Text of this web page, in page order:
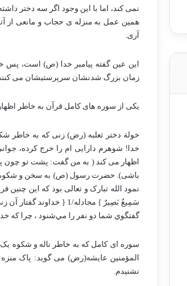
نمی کند، اما با این وجود اگر سه دختر
همین عمل به منزله ی حجاب و مانعی از
آری.
این عین گفته پیامبر خدا (ص) است، پس
زمان بزرگ شدنشان سرپرستیشان می
یکی از سوره های کامل قرآن به خاطر
خولة دختر ثعلبه (رض) زنی که به خاطر
خدا! شوهرم دارایی ام را خرج کرده،
اظهار می کند ( به من گفت: پشت تو چون
باشی). حضرت رسول (ص) به سخن و شکوه او
نمود الله تبارک و تعالی بود که این چنین
سَمِيعٌ بَصِيرٌ ‏} مجادله/1
گفتگوي شما دو نفر را مي‌شنود ، چرا كه
سوره ای کامل که به خاطر ناله و شکوه
المؤمنین عایشه(رض) می گوید: پاک
نشنیدم.